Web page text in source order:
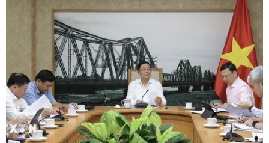
10 giờ sáng nay, VFF mở bán vé trận chung
kết Việt Nam - Malaysia
09/12/2018 22:55
Bắt đầu từ 10 giờ sáng 10/12, Liên đoàn bóng đá Việt
Nam (VFF) sẽ chính thức mở bán vé xem trận chung kết
lượt về AFF Suzuki Cup 2018 giữa Việt Nam và
Malaysia.